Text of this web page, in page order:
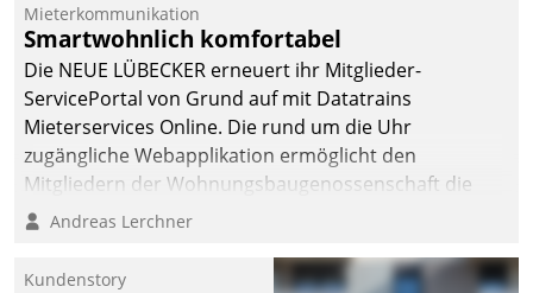
abgeben – rund um die
Uhr.
Mieterkommunikation
Smartwohnlich komfortabel
Die NEUE LÜBECKER erneuert ihr Mitglieder-
ServicePortal von Grund auf mit Datatrains
Mieterservices Online. Die rund um die Uhr
zugängliche Webapplikation ermöglicht den
Mitgliedern der Wohnungs­bau­genossenschaft die
Kontaktaufnahme per Smartphone, Tablet oder PC.
Andreas Lerchner
Kundenstory